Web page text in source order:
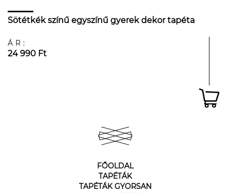
Sötétkék színű egyszínű gyerek dekor tapéta
ÁR:
24 990 Ft
FŐOLDAL
TAPÉTÁK
TAPÉTÁK GYORSAN